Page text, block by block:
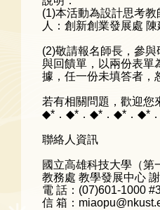
(1)本活動為設計思考
人：創新創業發展處
(2)敬請報名師長，參
與回饋單，以兩份表單
據，任一份未填答者，
若有相關問題，歡迎您
◆*．◆*．◆*．◆*．◆*
聯絡人資訊
國立高雄科技大學（第
教務處 教學發展中心
電 話：(07)601-1000
信 箱：